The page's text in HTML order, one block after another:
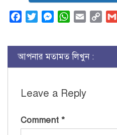
FacebookTwitterMessenger
WhatsApp
Email
Copy
আপনার মতামত লিখুন :
Leave a Reply
Comment *